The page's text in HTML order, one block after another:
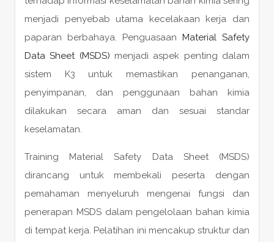
menjadi penyebab utama kecelakaan kerja dan
paparan berbahaya. PenguasaanMaterial Safety
Data Sheet (MSDS) menjadi aspek penting dalam
sistem K3 untuk memastikan penanganan,
penyimpanan, dan penggunaan bahan kimia
dilakukan secara aman dan sesuai standar
keselamatan.
Training Material Safety Data Sheet (MSDS)
dirancang untuk membekali peserta dengan
pemahaman menyeluruh mengenai fungsi dan
penerapan MSDS dalam pengelolaan bahan kimia
di tempat kerja. Pelatihan ini mencakup struktur dan